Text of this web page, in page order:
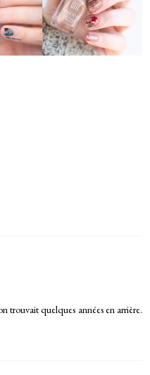
trouvait quelques années en arrière.